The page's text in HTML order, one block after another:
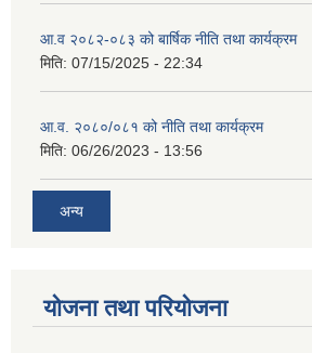
आ.व २०८२-०८३ को बार्षिक नीति तथा कार्यक्रम
मिति: 07/15/2025 - 22:34
आ.व. २०८०/०८१ को नीति तथा कार्यक्रम
मिति: 06/26/2023 - 13:56
अन्य
योजना तथा परियोजना